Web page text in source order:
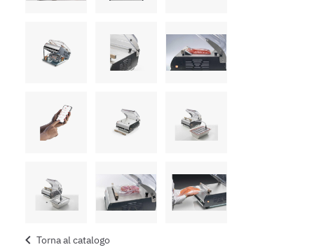
Torna al catalogo